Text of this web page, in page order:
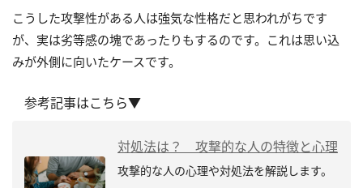
こうした攻撃性がある人は強気な性格だと思われがちです
が、実は劣等感の塊であったりもするのです。これは思い込
みが外側に向いたケースです。
参考記事はこちら▼
対処法は？ 攻撃的な人の特徴と心理
攻撃的な人の心理や対処法を解説します。